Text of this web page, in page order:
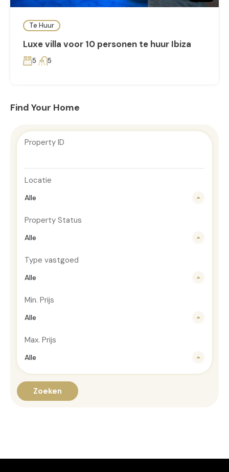
Te Huur
Luxe villa voor 10 personen te huur Ibiza
5 5
Find Your Home
Property ID
Locatie
Alle
Property Status
Alle
Type vastgoed
Alle
Min. Prijs
Alle
Max. Prijs
Alle
Zoeken